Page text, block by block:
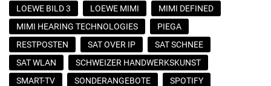
LOEWE BILD 3
LOEWE MIMI
MIMI DEFINED
MIMI HEARING TECHNOLOGIES
PIEGA
RESTPOSTEN
SAT OVER IP
SAT SCHNEE
SAT WLAN
SCHWEIZER HANDWERKSKUNST
SMART-TV
SONDERANGEBOTE
SPOTIFY